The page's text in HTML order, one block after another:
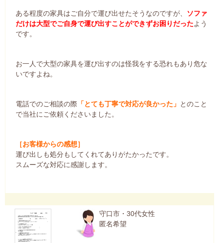
ある程度の家具はご自分で運び出せたそうなのですが、 ソファ
だけは大型でご自身で運び出すことができずお困りだったよう
です。
お一人で大型の家具を運び出すのは怪我をする恐れもあり危な
いですよね。
電話でのご相談の際 「とても丁寧で対応が良かった」 とのこと
で当社にご依頼くださいました。
［お客様からの感想］
運び出しも処分もしてくれてありがたかったです。
スムーズな対応に感謝します。
守口市・30代女性
匿名希望